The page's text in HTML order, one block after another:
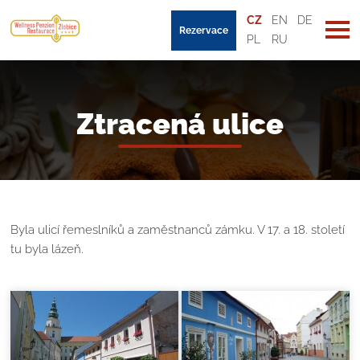
Rezervace
CZ EN
DE
PL
RU
Ztracená ulice
Byla ulicí řemeslníků a zaměstnanců zámku. V 17. a 18. století
tu byla lázeň.